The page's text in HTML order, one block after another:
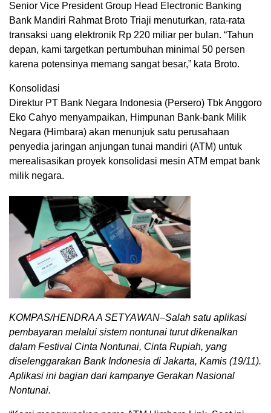
Senior Vice President Group Head Electronic Banking
Bank Mandiri Rahmat Broto Triaji menuturkan, rata-rata
transaksi uang elektronik Rp 220 miliar per bulan. “Tahun
depan, kami targetkan pertumbuhan minimal 50 persen
karena potensinya memang sangat besar,” kata Broto.
Konsolidasi
Direktur PT Bank Negara Indonesia (Persero) Tbk Anggoro
Eko Cahyo menyampaikan, Himpunan Bank-bank Milik
Negara (Himbara) akan menunjuk satu perusahaan
penyedia jaringan anjungan tunai mandiri (ATM) untuk
merealisasikan proyek konsolidasi mesin ATM empat bank
milik negara.
KOMPAS/HENDRA A SETYAWAN–Salah satu aplikasi
pembayaran melalui sistem nontunai turut dikenalkan
dalam Festival Cinta Nontunai, Cinta Rupiah, yang
diselenggarakan Bank Indonesia di Jakarta, Kamis (19/11).
Aplikasi ini bagian dari kampanye Gerakan Nasional
Nontunai.